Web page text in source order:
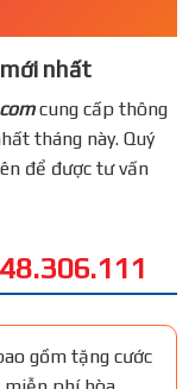
nhất
cung cấp thông
tháng này. Quý
để được tư vấn
gồm tặng cước